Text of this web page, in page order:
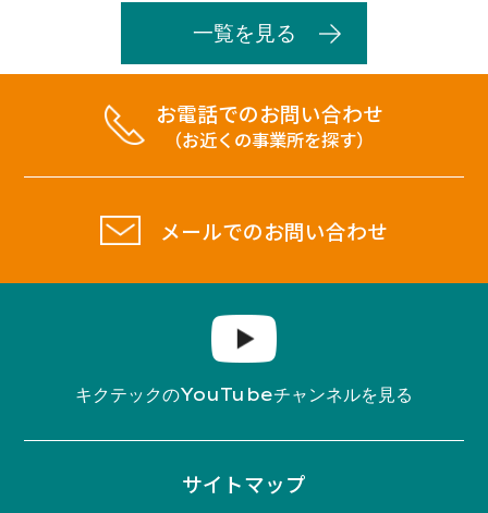
一覧を見る
お電話でのお問い合わせ
（お近くの事業所を探す）
メールでのお問い合わせ
キクテックのYouTubeチャンネルを見る
サイトマップ